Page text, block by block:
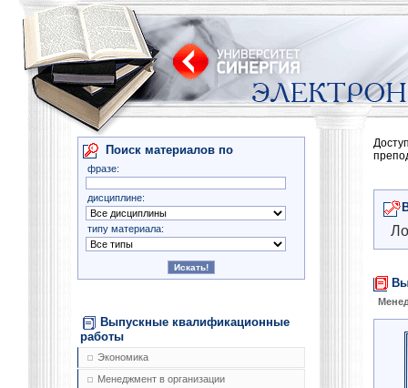
Поиск материалов по
фразе:
дисциплине:
типу материала:
Выпускные квалификационные
работы
Экономика
Менеджмент в организации